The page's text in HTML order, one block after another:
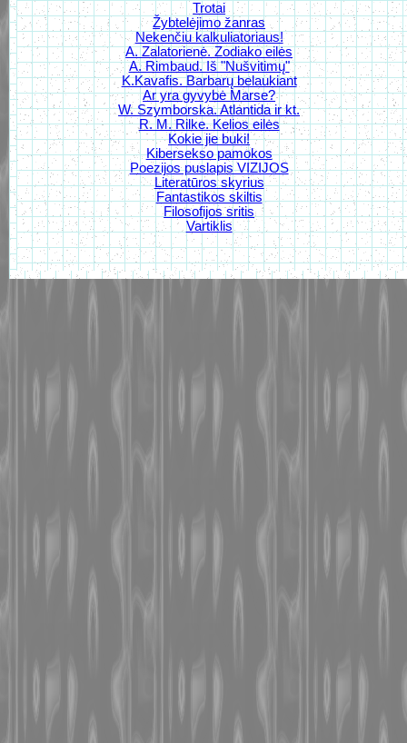
Trotai
Žybtelėjimo žanras
Nekenčiu kalkuliatoriaus!
A. Zalatorienė. Zodiako eilės
A. Rimbaud. Iš "Nušvitimų"
K.Kavafis. Barbarų belaukiant
Ar yra gyvybė Marse?
W. Szymborska. Atlantida ir kt.
R. M. Rilke. Kelios eilės
Kokie jie buki!
Kibersekso pamokos
Poezijos puslapis VIZIJOS
Literatūros skyrius
Fantastikos skiltis
Filosofijos sritis
Vartiklis